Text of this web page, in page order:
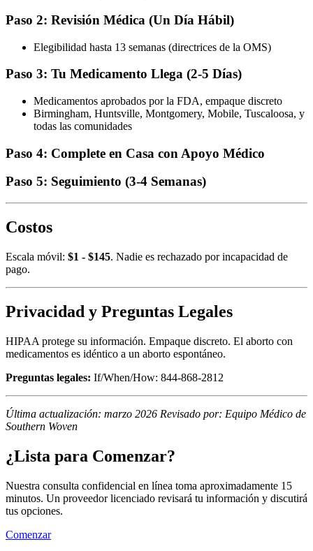
Paso 2: Revisión Médica (Un Día Hábil)
Elegibilidad hasta 13 semanas (directrices de la OMS)
Paso 3: Tu Medicamento Llega (2-5 Días)
Medicamentos aprobados por la FDA, empaque discreto
Birmingham, Huntsville, Montgomery, Mobile, Tuscaloosa, y
todas las comunidades
Paso 4: Complete en Casa con Apoyo Médico
Paso 5: Seguimiento (3-4 Semanas)
Costos
Escala móvil: $1 - $145. Nadie es rechazado por incapacidad de
pago.
Privacidad y Preguntas Legales
HIPAA protege su información. Empaque discreto. El aborto con
medicamentos es idéntico a un aborto espontáneo.
Preguntas legales: If/When/How: 844-868-2812
Última actualización: marzo 2026 Revisado por: Equipo Médico de
Southern Woven
¿Lista para Comenzar?
Nuestra consulta confidencial en línea toma aproximadamente 15
minutos. Un proveedor licenciado revisará tu información y discutirá
tus opciones.
Comenzar